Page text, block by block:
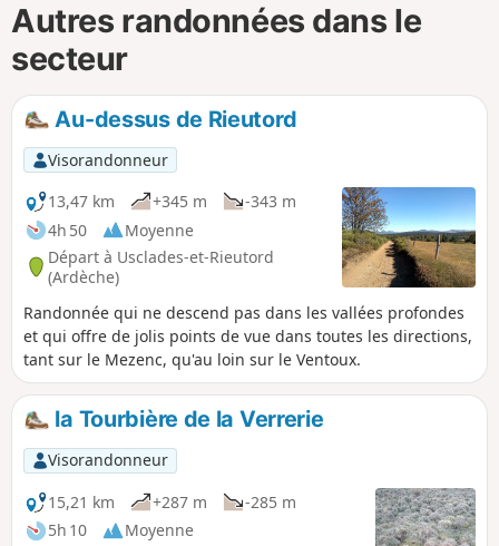
Autres randonnées dans le
secteur
Au-dessus de Rieutord
Visorandonneur
13,47 km
+345 m
-343 m
4h 50
Moyenne
Départ à Usclades-et-Rieutord
(Ardèche)
Randonnée qui ne descend pas dans les vallées profondes
et qui offre de jolis points de vue dans toutes les directions,
tant sur le Mezenc, qu'au loin sur le Ventoux.
la Tourbière de la Verrerie
Visorandonneur
15,21 km
+287 m
-285 m
5h 10
Moyenne